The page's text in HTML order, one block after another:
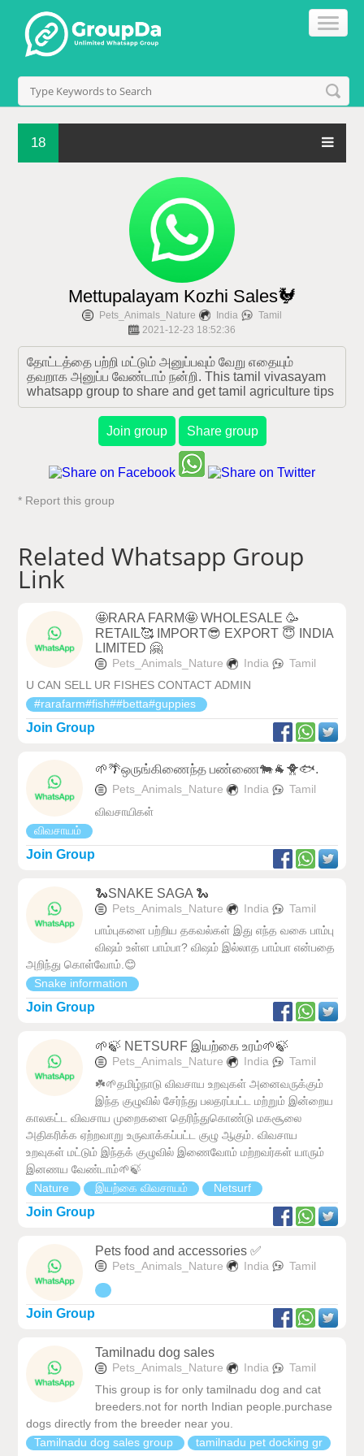
18
Mettupalayam Kozhi Sales🐓
Pets_Animals_Nature India
Tamil
2021-12-23 18:52:36
தோட்டத்தை பற்றி மட்டும் அனுப்பவும் வேறு எதையும்
தவறாக அனுப்ப வேண்டாம் நன்றி. This tamil vivasayam
whatsapp group to share and get tamil agriculture tips
Join group Share group
* Report this group
Related Whatsapp Group
Link
🤩RARA FARM🤩 WHOLESALE 🥳
RETAIL🥰 IMPORT😎 EXPORT 😇 INDIA
LIMITED 🤗
Pets_Animals_Nature India
Tamil
U CAN SELL UR FISHES CONTACT ADMIN
#rarafarm#fish##betta#guppies
Join Group
🌱🌴ஒருங்கிணைந்த பண்ணை🐄🐐🐥🐟.
Pets_Animals_Nature India
Tamil
விவசாயிகள்
விவசாயம்
Join Group
🐍SNAKE SAGA 🐍
Pets_Animals_Nature India
Tamil
பாம்புகளை பற்றிய தகவல்கள் இது எந்த வகை பாம்பு
விஷம் உள்ள பாம்பா? விஷம் இல்லாத பாம்பா என்பதை
அறிந்து கொள்வோம்.😊
Snake information
Join Group
🌱🍃 NETSURF இயற்கை உரம்🌱🍃
Pets_Animals_Nature India
Tamil
☘️🌱தமிழ்நாடு விவசாய உறவுகள் அனைவருக்கும்
இந்த குழுவில் சேர்ந்து பலதரப்பட்ட மற்றும் இன்றைய
காலகட்ட விவசாய முறைகளை தெரிந்துகொண்டு மகசூலை
அதிகரிக்க ஏற்றவாறு உருவாக்கப்பட்ட குழு ஆகும். விவசாய
உறவுகள் மட்டும் இந்தக் குழுவில் இணைவோம் மற்றவர்கள் யாரும்
இனணய வேண்டாம்🌱🍃
Nature
இயற்கை விவசாயம் Netsurf
Join Group
Pets food and accessories ✅
Pets_Animals_Nature India Tamil
Join Group
Tamilnadu dog sales
Pets_Animals_Nature India
Tamil
This group is for only tamilnadu dog and cat
breeders.not for north Indian people.purchase
dogs directly from the breeder near you.
Tamilnadu dog sales group
tamilnadu pet docking gr